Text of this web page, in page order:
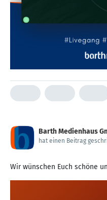
Barth Medienhaus
hat einen Beitrag
Wir wünschen Euch schöne